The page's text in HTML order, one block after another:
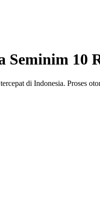
Seminim 10
di Indonesia. Proses